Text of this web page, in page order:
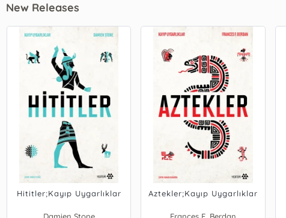
New Releases
Hititler;Kayıp Uygarlıklar Aztekler;Kayıp Uygarlıklar